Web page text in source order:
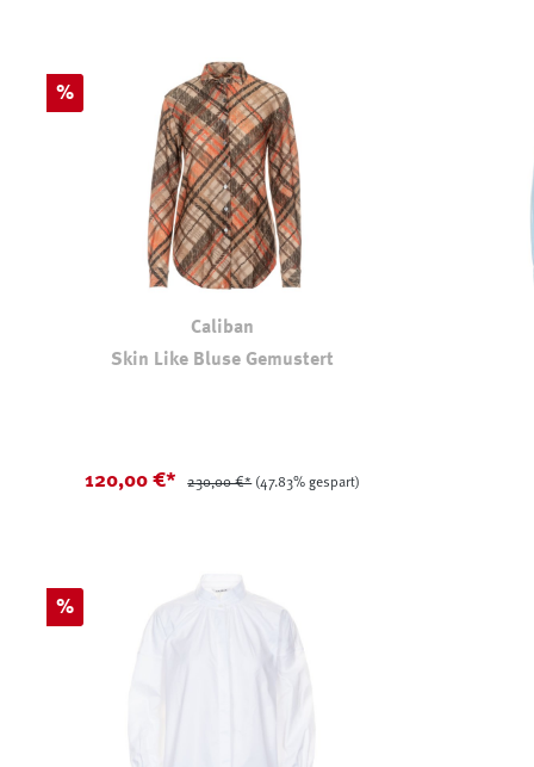
Rabatt
%
Caliban
Skin Like Bluse Gemustert
120,00 €* 230,00 €* (47.83% gespart)
Rabatt
%